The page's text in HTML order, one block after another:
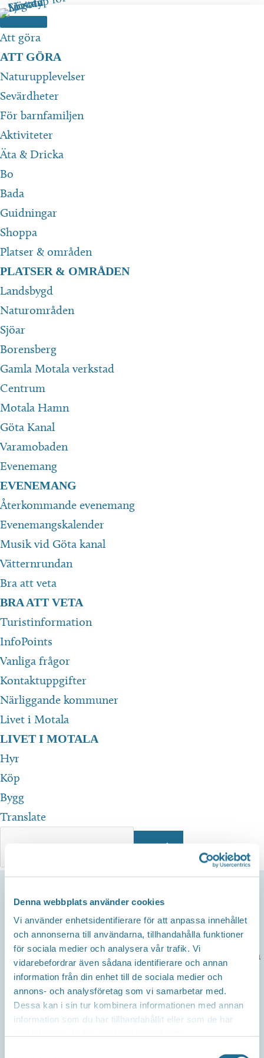
Denna webbplats använder cookies
Vi använder enhetsidentifierare för att anpassa innehållet
och annonserna till användarna, tillhandahålla funktioner
för sociala medier och analysera vår trafik. Vi
vidarebefordrar även sådana identifierare och annan
information från din enhet till de sociala medier och
annons- och analysföretag som vi samarbetar med.
Dessa kan i sin tur kombinera informationen med annan
information som du har tillhandahållit eller som de har
Hoppa
till
innehåll
Att göra
ATT GÖRA
Naturupplevelser
Sevärdheter
För barnfamiljen
Aktiviteter
Äta & Dricka
Bo
Bada
Guidningar
Shoppa
Platser & områden
PLATSER & OMRÅDEN
Landsbygd
Naturområden
Sjöar
Borensberg
Gamla Motala verkstad
Centrum
Motala Hamn
Göta Kanal
Varamobaden
Evenemang
EVENEMANG
Återkommande evenemang
Evenemangskalender
Musik vid Göta kanal
Vätternrundan
Bra att veta
BRA ATT VETA
Turistinformation
InfoPoints
Vanliga frågor
Kontaktuppgifter
Närliggande kommuner
Livet i Motala
LIVET I MOTALA
Hyr
Köp
Bygg
Translate
Hem/Evenemang/ Minibio – Ville och Vilda kanin
MINIBIO – VILLE OCH
VILDA KANIN
19 april, 2024 kl 15:00-15:30